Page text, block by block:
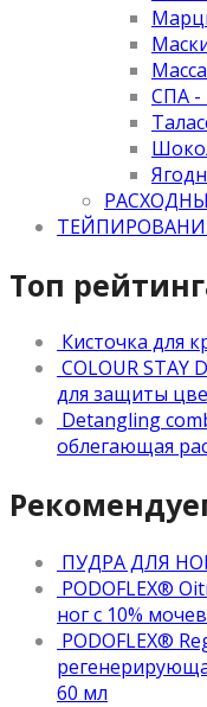
СПА -
Топ
Кисточка для
COLOUR
для защиты
Detangling
облегающая
ПУДРА ДЛЯ
PODOFLEX®
ног с 10%
PODOFLEX®
60 мл